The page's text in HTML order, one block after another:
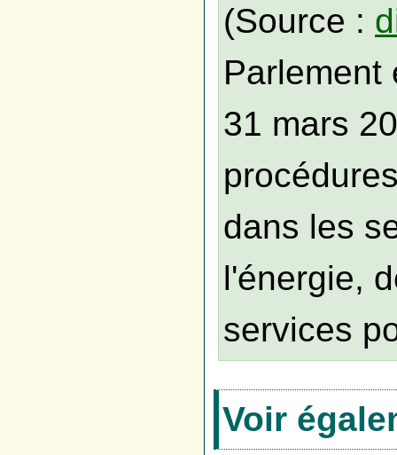
(Source :
Parlement
31 mars
dans les
l'énergie,
services
Voir